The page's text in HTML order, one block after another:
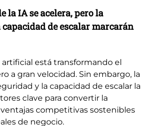
la IA se acelera, pero la
de escalar marcarán
está transformando el
a gran velocidad. Sin embargo, la
y la capacidad de escalar la
clave para convertir la
competitivas sostenibles
de negocio.